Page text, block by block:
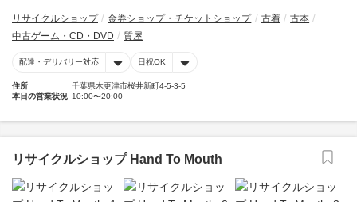
リサイクルショップ 金券ショップ・チケットショップ 古着
古本
中古ゲーム・CD・DVD
質屋
配達・デリバリー対応 日祝OK
住所
千葉県木更津市桜井新町4-5-3-5
本日の営業状況 10:00〜20:00
リサイクルショップ Hand To Mouth